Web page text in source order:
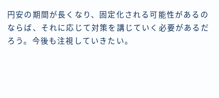
円安の期間が長くなり、固定化される可能性があるの
ならば、それに応じて対策を講じていく必要があるだ
ろう。今後も注視していきたい。